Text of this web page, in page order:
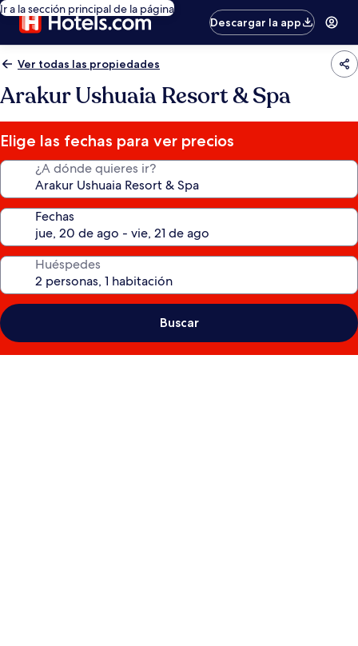
Ir a la sección principal de la página
Descargar la app
Ver todas las propiedades
Arakur Ushuaia Resort & Spa
Elige las fechas para ver precios
¿A dónde quieres ir?
Fechas
Huéspedes
Buscar